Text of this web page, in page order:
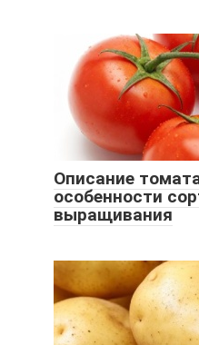
Описание
особенности
выращивания